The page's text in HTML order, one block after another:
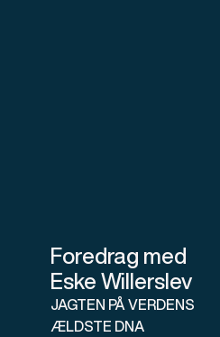
JAGTEN PÅ VERDENS
ÆLDSTE DNA
Foredrag med
Eske Willerslev